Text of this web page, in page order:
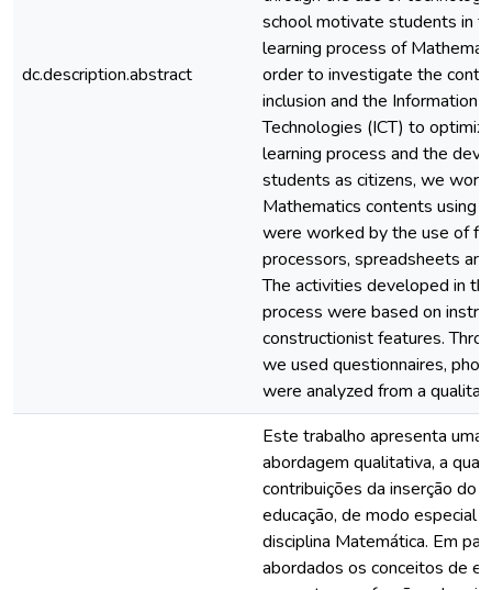
dc.description.abstract
school motivate students in
learning process of
order to investigate the
inclusion and the Information
Technologies (ICT) to
learning process and the
students as citizens, we
Mathematics contents using
were worked by the use of
processors, spreadsheets
The activities developed in
process were based on
constructionist features.
we used questionnaires,
were analyzed from a
Este trabalho apresenta uma
abordagem qualitativa, a qual
contribuições da inserção do
educação, de modo especial
disciplina Matemática. Em
abordados os conceitos de